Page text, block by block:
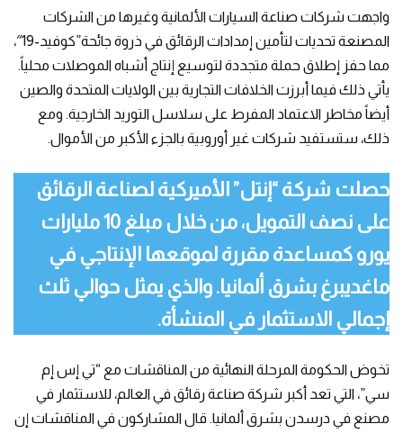
واجهت شركات صناعة السيارات الألمانية وغيرها من الشركات
المصنعة تحديات لتأمين إمدادات الرقائق في ذروة جائحة”كوفيد-19″،
مما حفز إطلاق حملة متجددة لتوسيع إنتاج أشباه الموصلات محلياً.
يأتي ذلك فيما أبرزت الخلافات التجارية بين الولايات المتحدة والصين
أيضاً مخاطر الاعتماد المفرط على سلاسل التوريد الخارجية. ومع
ذلك، ستستفيد شركات غير أوروبية بالجزء الأكبر من الأموال.
حصلت شركة “إنتل” الأميركية لصناعة الرقائق
على نصف التمويل، من خلال مبلغ 10 مليارات
يورو كمساعدة مقررة لموقعها الإنتاجي في
ماغديبرغ بشرق ألمانيا. والذي يمثل حوالي ثلث
إجمالي الاستثمار في المنشأة.
تخوض الحكومة المرحلة النهائية من المناقشات مع “تي إس إم
سي”، التي تعد أكبر شركة صناعة رقائق في العالم، للاستثمار في
مصنع في درسدن بشرق ألمانيا. قال المشاركون في المناقشات إن